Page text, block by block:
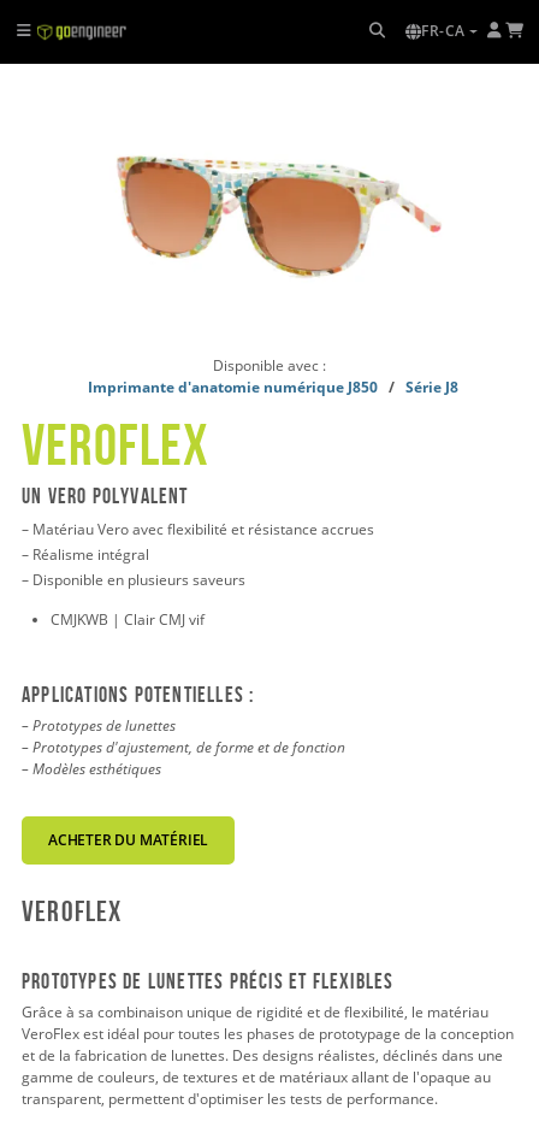
FR-CA
Disponible avec :
Imprimante d'anatomie numérique J850 / Série J8
VeROflex
Un vero polyvalent
– Matériau Vero avec flexibilité et résistance accrues
– Réalisme intégral
– Disponible en plusieurs saveurs
CMJKWB | Clair CMJ vif
Applications potentielles :
– Prototypes de lunettes
– Prototypes d'ajustement, de forme et de fonction
– Modèles esthétiques
ACHETER DU MATÉRIEL
veroflex
PROTOTYPES DE LUNETTES PRÉCIS ET FLEXIBLES
Grâce à sa combinaison unique de rigidité et de flexibilité, le matériau
VeroFlex est idéal pour toutes les phases de prototypage de la conception
et de la fabrication de lunettes. Des designs réalistes, déclinés dans une
gamme de couleurs, de textures et de matériaux allant de l'opaque au
transparent, permettent d'optimiser les tests de performance.